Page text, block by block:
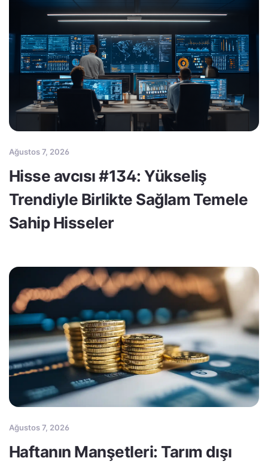
Ağustos 7, 2026
Hisse avcısı #134: Yükseliş
Trendiyle Birlikte Sağlam Temele
Sahip Hisseler
Ağustos 7, 2026
Haftanın Manşetleri: Tarım dışı